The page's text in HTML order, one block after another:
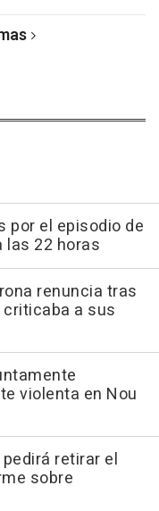
por el episodio de
las 22 horas
renuncia tras
a sus
violenta en Nou
retirar el
sobre